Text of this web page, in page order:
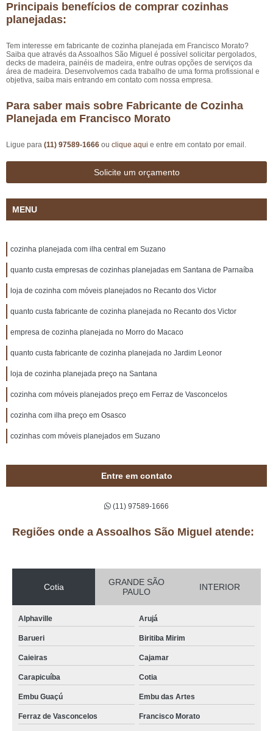
Principais benefícios de comprar cozinhas
planejadas:
Tem interesse em fabricante de cozinha planejada em Francisco Morato?
Saiba que através da Assoalhos São Miguel é possível solicitar pergolados,
decks de madeira, painéis de madeira, entre outras opções de serviços da
área de madeira. Desenvolvemos cada trabalho de uma forma profissional e
objetiva, saiba mais entrando em contato com nossa empresa.
Para saber mais sobre Fabricante de Cozinha
Planejada em Francisco Morato
Ligue para (11) 97589-1666 ou clique aqui e entre em contato por email.
Solicite um orçamento
MENU
cozinha planejada com ilha central em Suzano
quanto custa empresas de cozinhas planejadas em Santana de Parnaíba
loja de cozinha com móveis planejados no Recanto dos Victor
quanto custa fabricante de cozinha planejada no Recanto dos Victor
empresa de cozinha planejada no Morro do Macaco
quanto custa fabricante de cozinha planejada no Jardim Leonor
loja de cozinha planejada preço na Santana
cozinha com móveis planejados preço em Ferraz de Vasconcelos
cozinha com ilha preço em Osasco
cozinhas com móveis planejados em Suzano
Entre em contato
(11) 97589-1666
Regiões onde a Assoalhos São Miguel atende:
Cotia
GRANDE SÃO
PAULO
INTERIOR
Alphaville Arujá
Barueri Biritiba Mirim
Caieiras Cajamar
Carapicuíba Cotia
Embu Guaçú Embu das Artes
Ferraz de Vasconcelos Francisco Morato